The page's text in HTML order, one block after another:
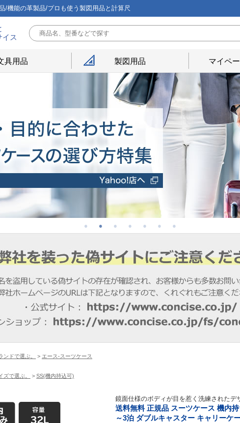
/機能の革製品/プロも使う製図用品と計算尺
イス
具用品 製図用品 マイペ
ンドで選ぶ。 > エース-スーツケース
ズで選ぶ。 > SS(機内持込可)
鏡面仕様のボディが目を惹く洗練されたデ
送料無料 正規品 スーツケース 機内
～3泊 ダブルキャスター キャリーケ